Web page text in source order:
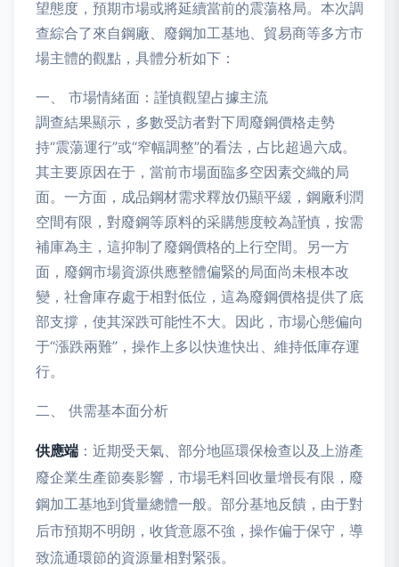
望態度，預期市場或將延續當前的震蕩格局。本次調
查綜合了來自鋼廠、廢鋼加工基地、貿易商等多方市
場主體的觀點，具體分析如下：
一、 市場情緒面：謹慎觀望占據主流
調查結果顯示，多數受訪者對下周廢鋼價格走勢
持“震蕩運行”或“窄幅調整”的看法，占比超過六成。
其主要原因在于，當前市場面臨多空因素交織的局
面。一方面，成品鋼材需求釋放仍顯平緩，鋼廠利潤
空間有限，對廢鋼等原料的采購態度較為謹慎，按需
補庫為主，這抑制了廢鋼價格的上行空間。另一方
面，廢鋼市場資源供應整體偏緊的局面尚未根本改
變，社會庫存處于相對低位，這為廢鋼價格提供了底
部支撐，使其深跌可能性不大。因此，市場心態偏向
于“漲跌兩難”，操作上多以快進快出、維持低庫存運
行。
二、 供需基本面分析
供應端 ：近期受天氣、部分地區環保檢查以及上游產
廢企業生產節奏影響，市場毛料回收量增長有限，廢
鋼加工基地到貨量總體一般。部分基地反饋，由于對
后市預期不明朗，收貨意愿不強，操作偏于保守，導
致流通環節的資源量相對緊張。